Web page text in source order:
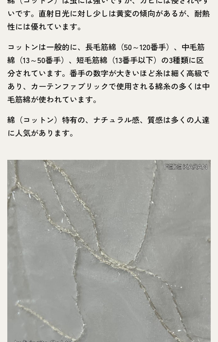
いです。直射日光に対し少しは黄変の傾向があるが、耐熱
性には優れています。
コットンは一般的に、長毛筋綿（50～120番手）、中毛筋
綿（13～50番手）、短毛筋綿（13番手以下）の3種類に区
分されています。番手の数字が大きいほど糸は細く高級で
あり、カーテンファブリックで使用される綿糸の多くは中
毛筋綿が使われています。
綿（コットン）特有の、ナチュラル感、質感は多くの人達
に人気があります。